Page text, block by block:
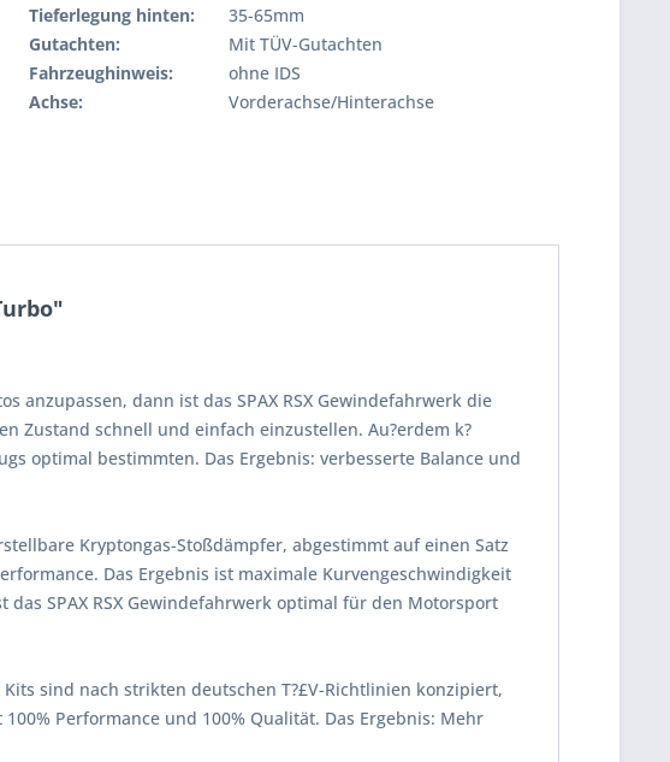
Tieferlegung hinten:
35-65mm
Gutachten:
Mit TÜV-Gutachten
Fahrzeughinweis:
ohne IDS
Achse:
Vorderachse/Hinterachse
dann ist das SPAX RSX Gewindefahrwerk die
Zustand schnell und einfach einzustellen. Au?erdem k?
optimal bestimmten. Das Ergebnis: verbesserte Balance und
Kryptongas-Stoßdämpfer, abgestimmt auf einen Satz
Das Ergebnis ist maximale Kurvengeschwindigkeit
SPAX RSX Gewindefahrwerk optimal für den Motorsport
sind nach strikten deutschen T?£V-Richtlinien konzipiert,
Performance und 100% Qualität. Das Ergebnis: Mehr